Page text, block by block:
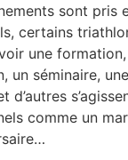
sont pris
certains
une
un séminaire,
d’autres
comme un